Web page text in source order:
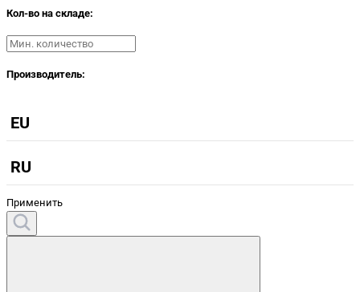
Кол-во на складе:
Производитель:
EU
RU
Применить